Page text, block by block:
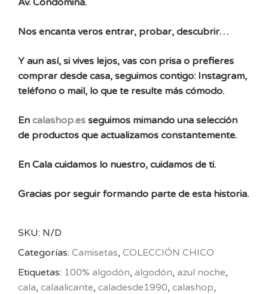
Nos encanta veros entrar, probar, descubrir…
Y aun así, si vives lejos, vas con prisa o prefieres
comprar desde casa, seguimos contigo: Instagram,
teléfono o mail, lo que te resulte más cómodo.
En calashop.es seguimos mimando una selección
de productos que actualizamos constantemente.
En Cala cuidamos lo nuestro, cuidamos de ti.
Gracias por seguir formando parte de esta historia.
SKU: N/D
Categorías: Camisetas, COLECCIÓN CHICO
Etiquetas: 100% algodón, algodón, azul noche,
cala, calaalicante, caladesde1990, calashop,